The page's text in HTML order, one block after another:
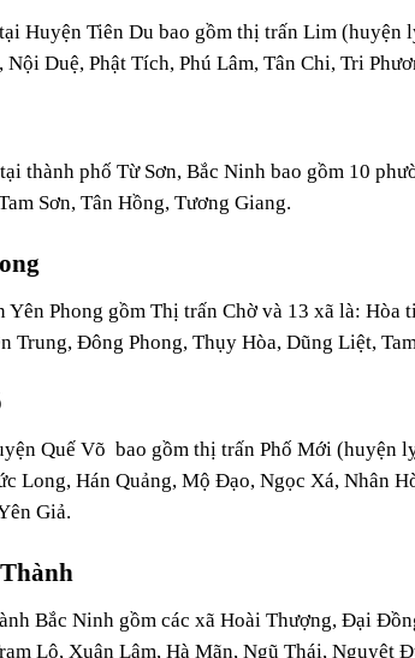
Huyện Tiên Du bao gồm thị trấn Lim
Duệ, Phật Tích, Phú Lâm, Tân Chi, Tri
thành phố Từ Sơn, Bắc Ninh bao gồm 10
Sơn, Tân Hồng, Tương Giang.
Phong gồm Thị trấn Chờ và 13 xã là:
Trung, Đông Phong, Thụy Hòa, Dũng Liệt,
Quế Võ bao gồm thị trấn Phố Mới (huyện
Long, Hán Quảng, Mộ Đạo, Ngọc Xá, Nhân
Giả.
Bắc Ninh gồm các xã Hoài Thượng, Đại
Lộ, Xuân Lâm, Hà Mãn, Ngũ Thái, Nguyệt